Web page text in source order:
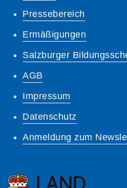
Pressebereich
Ermäßigungen
Salzburger
AGB
Impressum
Datenschutz
Anmeldung zum